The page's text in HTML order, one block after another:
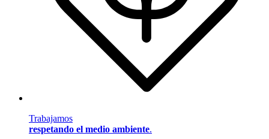
Trabajamos
respetando el medio ambiente.